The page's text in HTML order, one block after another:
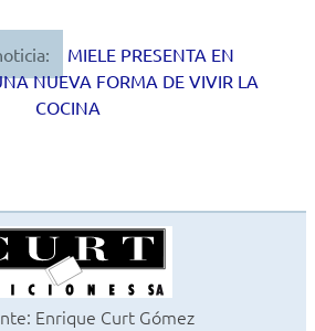
MIELE PRESENTA EN
NUEVA FORMA DE VIVIR LA
COCINA
Enrique Curt Gómez